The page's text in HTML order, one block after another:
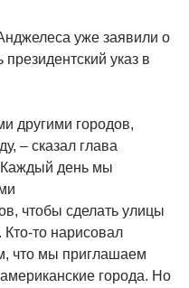
уже заявили о
указ в
другими городов,
– сказал глава
Каждый день мы
чтобы сделать улицы
то нарисовал
что мы приглашаем
города. Но